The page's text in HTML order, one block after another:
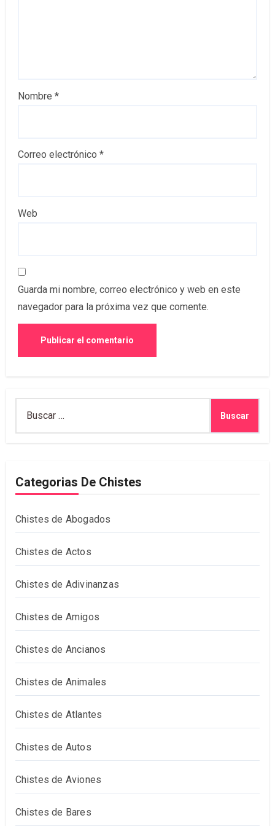
Nombre *
Correo electrónico *
Web
Guarda mi nombre, correo electrónico y web en este
navegador para la próxima vez que comente.
Categorias De Chistes
Chistes de Abogados
Chistes de Actos
Chistes de Adivinanzas
Chistes de Amigos
Chistes de Ancianos
Chistes de Animales
Chistes de Atlantes
Chistes de Autos
Chistes de Aviones
Chistes de Bares